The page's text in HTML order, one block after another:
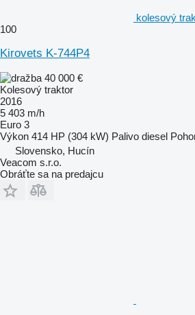
kolesový
100
Kirovets K-744P4
40 000 €
Kolesový traktor
2016
5 403 m/h
Euro 3
Výkon 414 HP (304 kW) Palivo diesel
Slovensko, Hucín
Veacom s.r.o.
Obráťte sa na predajcu